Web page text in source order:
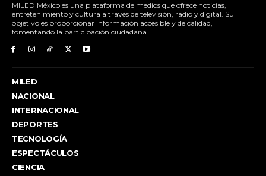
MILED México es una plataforma de medios que ofrece noticias,
entretenimiento y cultura a través de televisión, radio y digital. Su
objetivo es proporcionar información accesible y de calidad,
fomentando la participación ciudadana.
MILED
NACIONAL
INTERNACIONAL
DEPORTES
TECNOLOGÍA
ESPECTÁCULOS
CIENCIA